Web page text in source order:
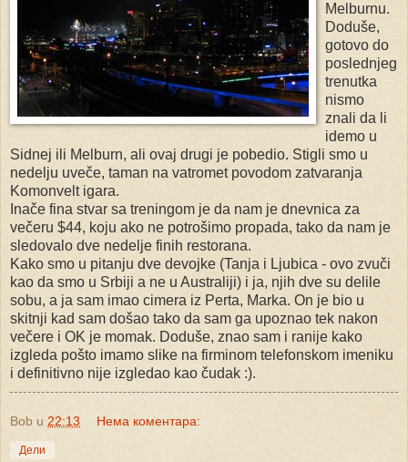
Melburnu.
Doduše,
gotovo do
poslednjeg
trenutka
nismo
znali da li
idemo u
Sidnej ili Melburn, ali ovaj drugi je pobedio. Stigli smo u
nedelju uveče, taman na vatromet povodom zatvaranja
Komonvelt igara.
Inače fina stvar sa treningom je da nam je dnevnica za
večeru $44, koju ako ne potrošimo propada, tako da nam je
sledovalo dve nedelje finih restorana.
Kako smo u pitanju dve devojke (Tanja i Ljubica - ovo zvuči
kao da smo u Srbiji a ne u Australiji) i ja, njih dve su delile
sobu, a ja sam imao cimera iz Perta, Marka. On je bio u
skitnji kad sam došao tako da sam ga upoznao tek nakon
večere i OK je momak. Doduše, znao sam i ranije kako
izgleda pošto imamo slike na firminom telefonskom imeniku
i definitivno nije izgledao kao čudak :).
Bob u 22:13 Нема коментара:
Дели